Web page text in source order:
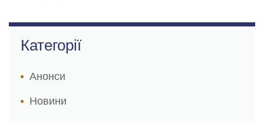
Категорії
Анонси
Новини